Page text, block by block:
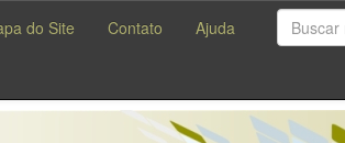
do Site Contato Ajuda